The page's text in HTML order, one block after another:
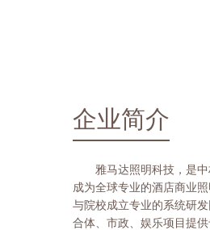
企业简介
雅马达照明科技，是
成为全球专业的酒店商业
与院校成立专业的系统研
合体、市政、娱乐项目提